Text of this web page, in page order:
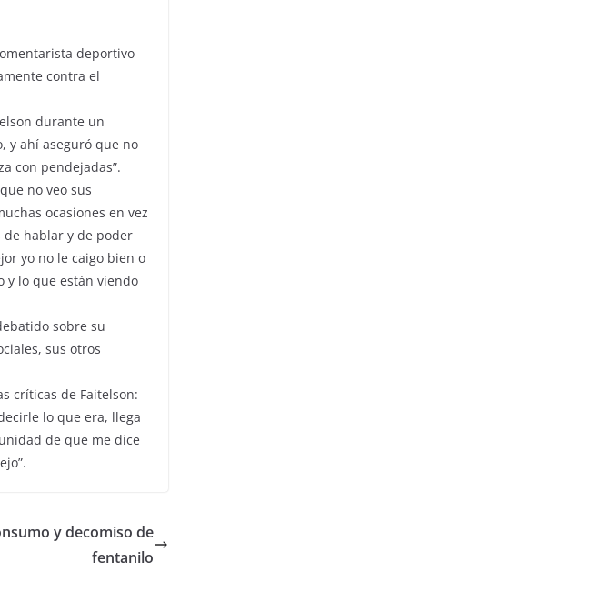
deportivo
contra el
durante un
y ahí aseguró que no
con pendejadas”.
no veo sus
ocasiones en vez
hablar y de poder
yo no le caigo bien o
y lo que están viendo
sobre su
sus otros
críticas de Faitelson:
lo que era, llega
de que me dice
y decomiso de
fentanilo